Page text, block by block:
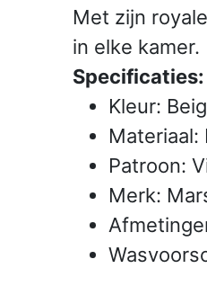
Met zijn
in elke kamer.
Specificaties:
Kleur:
Materiaal:
Patroon:
Merk: